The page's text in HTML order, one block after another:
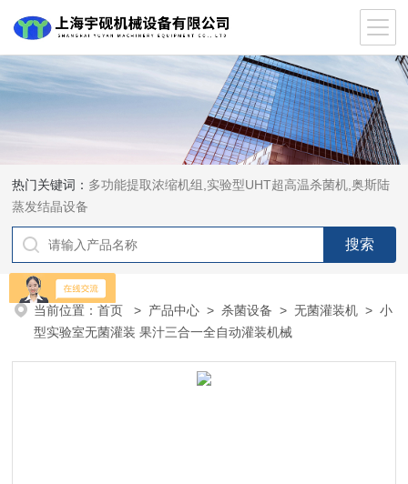
热门关键词： 多功能提取浓缩机组,实验型UHT超高温杀菌机,奥斯陆
蒸发结晶设备
当前位置：首页 > 产品中心 >杀菌设备 >无菌灌装机 > 小
型实验室无菌灌装 果汁三合一全自动灌装机械